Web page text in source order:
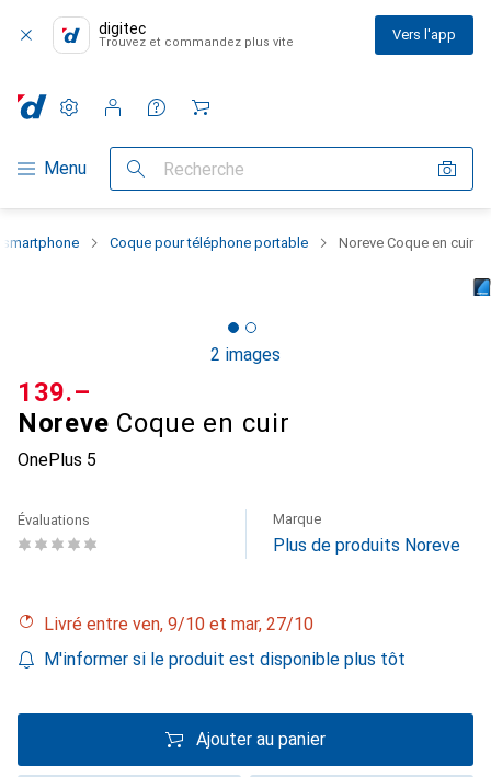
digitec
Trouvez et commandez plus vite Vers l'app
Navigation par catégorie
Menu Recherche
Paramètres
Compte client
Listes de comparaison
Listes d'envies
Panier
Coque pour téléphone portable Noreve Coque en cuir
2 images
Noreve Coque en cuir
OnePlus 5
CHF
139.–
Évaluations Marque
Plus de produits Noreve
Livré entre ven, 9/10 et mar, 27/10
M'informer si le produit est disponible plus tôt
Ajouter au panier